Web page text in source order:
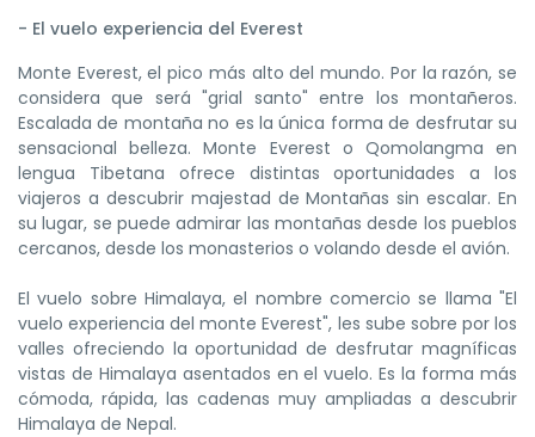
- El vuelo experiencia del Everest
Monte Everest, el pico más alto del mundo. Por la razón, se
considera que será "grial santo" entre los montañeros.
Escalada de montaña no es la única forma de desfrutar su
sensacional belleza. Monte Everest o Qomolangma en
lengua Tibetana ofrece distintas oportunidades a los
viajeros a descubrir majestad de Montañas sin escalar. En
su lugar, se puede admirar las montañas desde los pueblos
cercanos, desde los monasterios o volando desde el avión.
El vuelo sobre Himalaya, el nombre comercio se llama "El
vuelo experiencia del monte Everest", les sube sobre por los
valles ofreciendo la oportunidad de desfrutar magníficas
vistas de Himalaya asentados en el vuelo. Es la forma más
cómoda, rápida, las cadenas muy ampliadas a descubrir
Himalaya de Nepal.